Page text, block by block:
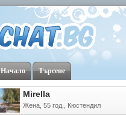
Начало Търсене
Mirella
Жена, 55 год., Кюстендил